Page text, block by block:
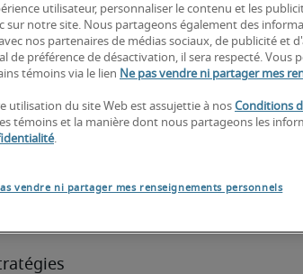
du public
et de
d'un
de
utilisateur, personnaliser le contenu et les
sur notre site. Nous partageons également des
nos partenaires de médias sociaux, de publicité et
de préférence de désactivation, il sera respecté. Vous
témoins via le lien Ne pas vendre ni partager mes
utilisation du site Web est assujettie à nos Conditions
témoins et la manière dont nous partageons les
.
vendre ni partager mes renseignements personnels